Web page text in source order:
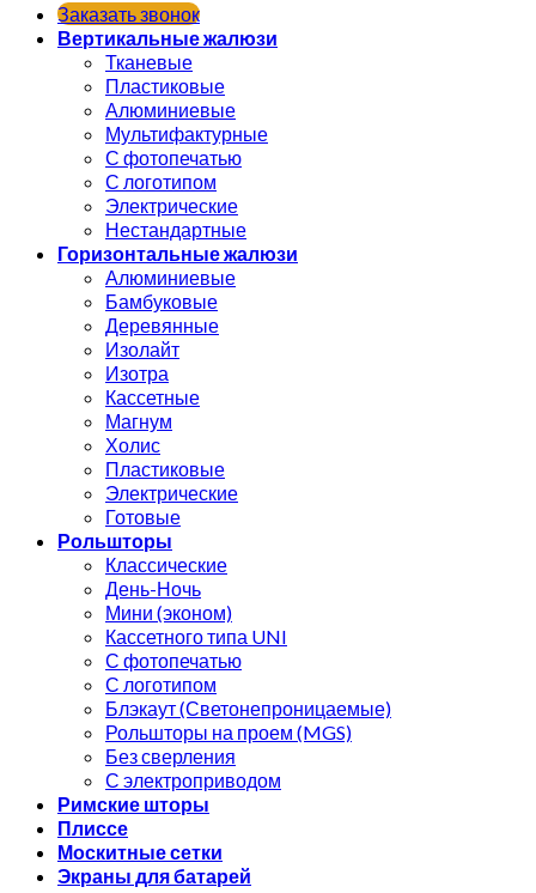
Заказать звонок
Вертикальные жалюзи
Тканевые
Пластиковые
Алюминиевые
Мультифактурные
С фотопечатью
С логотипом
Электрические
Нестандартные
Горизонтальные жалюзи
Алюминиевые
Бамбуковые
Деревянные
Изолайт
Изотра
Кассетные
Магнум
Холис
Пластиковые
Электрические
Готовые
Рольшторы
Классические
День-Ночь
Мини (эконом)
Кассетного типа UNI
С фотопечатью
С логотипом
Блэкаут (Светонепроницаемые)
Рольшторы на проем (MGS)
Без сверления
С электроприводом
Римские шторы
Плиссе
Москитные сетки
Экраны для батарей